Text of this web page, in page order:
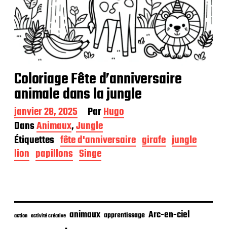
Coloriage Fête d’anniversaire
animale dans la jungle
D
a
t
e
d
e
l
i
janvier 28, 2025 ParHugo
DansAnimaux,Jungle
Étiquettes fête d'anniversaire girafe jungle
lion papillons Singe
action activité créative animaux apprentissage Arc-en-ciel